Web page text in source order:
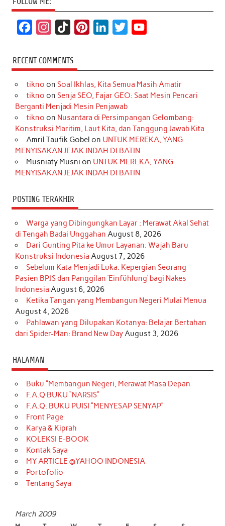
c
e
b
o
k
s
t
a
r
a
m
k
T
o
k
t
e
r
e
s
t
k
e
d
I
n
t
t
r
T
u
e
RECENT COMMENTS
tikno on Soal Ikhlas, Kita Semua Masih Amatir
tikno on Senja SEO, Fajar GEO: Saat Mesin Pencari
Berganti Menjadi Mesin Penjawab
tikno on Nusantara di Persimpangan Gelombang:
Konstruksi Maritim, Laut Kita, dan Tanggung Jawab Kita
Amril Taufik Gobel on UNTUK MEREKA, YANG
MENYISAKAN JEJAK INDAH DI BATIN
Musniaty Musni on UNTUK MEREKA, YANG
MENYISAKAN JEJAK INDAH DI BATIN
POSTING TERAKHIR
Warga yang Dibingungkan Layar : Merawat Akal Sehat
di Tengah Badai Unggahan August 8, 2026
Dari Gunting Pita ke Umur Layanan: Wajah Baru
Konstruksi Indonesia August 7, 2026
Sebelum Kata Menjadi Luka: Kepergian Seorang
Pasien BPJS dan Panggilan ‘Einfühlung’ bagi Nakes
Indonesia August 6, 2026
Ketika Tangan yang Membangun Negeri Mulai Menua
August 4, 2026
Pahlawan yang Dilupakan Kotanya: Belajar Bertahan
dari Spider-Man: Brand New DayAugust 3, 2026
HALAMAN
Buku “Membangun Negeri, Merawat Masa Depan
F.A.Q BUKU “NARSIS”
F.A.Q. BUKU PUISI “MENYESAP SENYAP”
Front Page
Karya & Kiprah
KOLEKSI E-BOOK
Kontak Saya
MY ARTICLE @YAHOO INDONESIA
Portofolio
Tentang Saya
March 2009